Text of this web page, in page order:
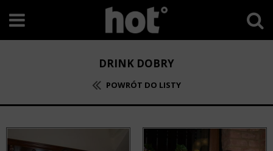
DRINK DOBRY
POWRÓT DO LISTY